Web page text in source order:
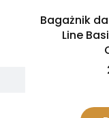
Bagażnik
Line